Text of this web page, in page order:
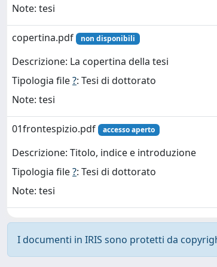
Note: tesi
copertina.pdf non disponibili
Descrizione: La copertina della tesi
Tipologia file?: Tesi di dottorato
Note: tesi
01frontespizio.pdf accesso aperto
Descrizione: Titolo, indice e introduzione
Tipologia file?: Tesi di dottorato
Note: tesi
I documenti in IRIS sono protetti da